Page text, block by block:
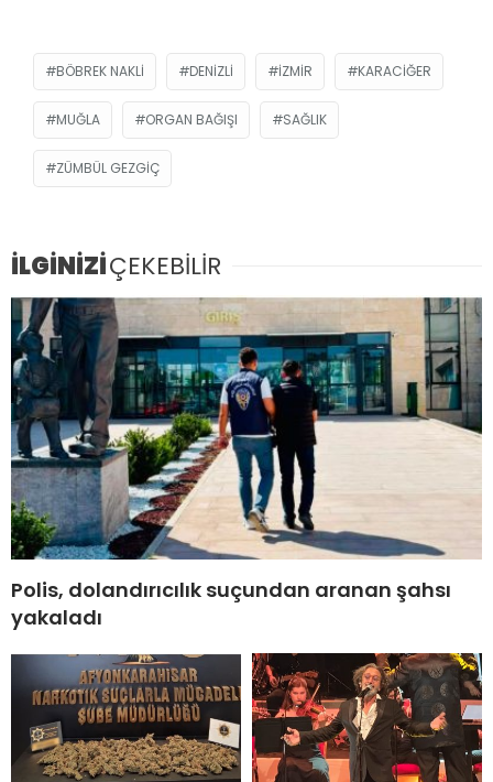
BÖBREK NAKLI DENIZLI IZMIR KARACIĞER
MUĞLA ORGAN BAĞIŞI SAĞLIK
ZÜMBÜL GEZGIÇ
İLGİNİZİÇEKEBİLİR
Polis, dolandırıcılık suçundan aranan şahsı
yakaladı